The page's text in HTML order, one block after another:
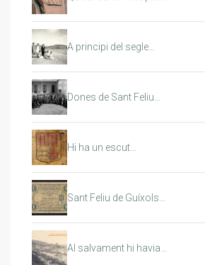
A principi del segle…
Dones de Sant Feliu…
Hi ha un escut…
Sant Feliu de Guíxols…
Al salvament hi havia…